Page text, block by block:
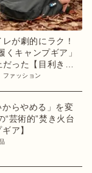
が劇的にラク！
くキャンプギア」
った【目利きの
ア】
ファッション
からやめる」を変
“芸術的”焚き火台
ア】